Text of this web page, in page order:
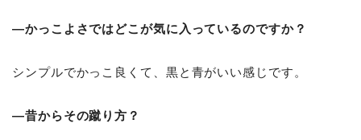
―かっこよさではどこが気に入っているのですか？
シンプルでかっこ良くて、黒と青がいい感じです。
―昔からその蹴り方？